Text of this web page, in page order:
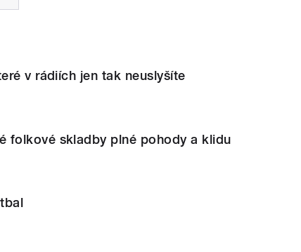
v rádiích jen tak neuslyšíte
folkové skladby plné pohody a klidu